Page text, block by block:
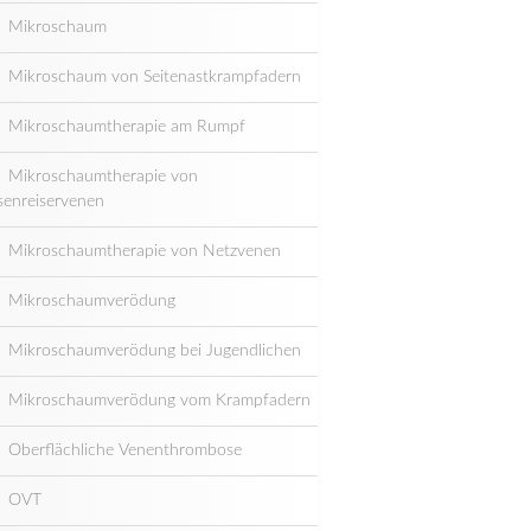
Mikroschaum
Mikroschaum von Seitenastkrampfadern
Mikroschaumtherapie am Rumpf
Mikroschaumtherapie von
Mikroschaumtherapie von Netzvenen
Mikroschaumverödung
Mikroschaumverödung bei Jugendlichen
Mikroschaumverödung vom Krampfadern
Oberflächliche Venenthrombose
OVT